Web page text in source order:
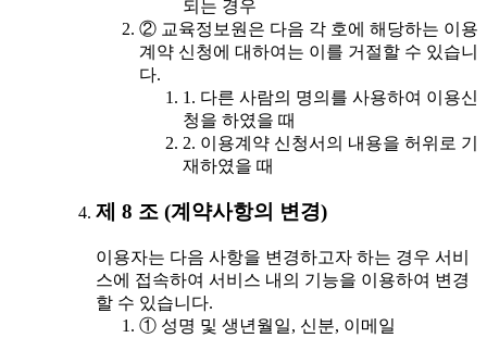
되는 경우
② 교육정보원은 다음 각 호에 해당하는 이용
계약 신청에 대하여는 이를 거절할 수 있습니
다.
1. 다른 사람의 명의를 사용하여 이용신
청을 하였을 때
2. 이용계약 신청서의 내용을 허위로 기
재하였을 때
제 8 조 (계약사항의 변경)
이용자는 다음 사항을 변경하고자 하는 경우 서비
스에 접속하여 서비스 내의 기능을 이용하여 변경
할 수 있습니다.
① 성명 및 생년월일, 신분, 이메일